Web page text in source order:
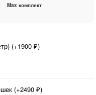
Max комплект
(+1900 ₽)
(+2490 ₽)